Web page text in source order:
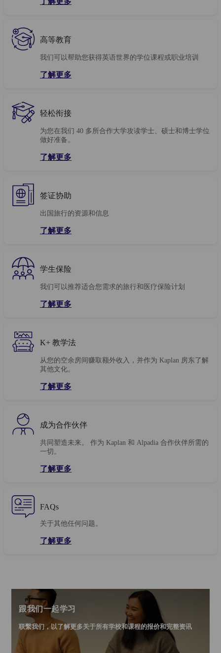
高等教育
我们可以帮助您获得英语世界的学位课程或职业培训
了解更多
轻松衔接
为您在我们 40 多所合作大学攻读学士、硕士和博士学位
做好准备。
了解更多
签证协助
出国旅行的资源和信息
了解更多
学生保险
我们可以推荐适合您需求的旅行和医疗保险计划
了解更多
K+ 教学法
从您的空余房间赚取额外收入，并作为 Kaplan 房东了解
其他文化。
了解更多
成为合作伙伴
共同塑造未来。 作为 Kaplan 和 Alpadia 合作伙伴所需的
一切。
了解更多
FAQs
关于其他任何问题。
了解更多
跟我们一起学习
联繫我们，以了解更多关于所有学校和课程的报价和完整资讯